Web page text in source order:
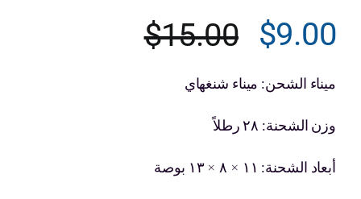
خدمة $15.00 السعر
$9.00
السعر
ميناء الشحن: ميناء شنغهاي
وزن الشحنة: ٢٨ رطلاً
أبعاد الشحنة: ١١ × ٨ × ١٣ بوصة